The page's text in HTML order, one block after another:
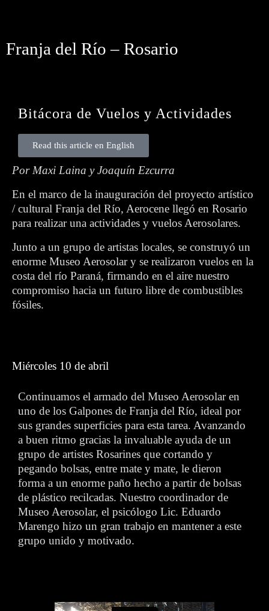
Franja del Río – Rosario
Bitácora de Vuelos y Actividades
Read this article en English
Por Maxi Laina y Joaquín Ezcurra
En el marco de la inauguración del proyecto artístico
/ cultural Franja del Río, Aerocene llegó en Rosario
para realizar una actividades y vuelos Aerosolares.
Junto a un grupo de artistas locales, se construyó un
enorme Museo Aerosolar y se realizaron vuelos en la
costa del río Paraná, firmando en el aire nuestro
compromiso hacia un futuro libre de combustibles
fósiles.
Miércoles 10 de abril
Continuamos el armado del Museo Aerosolar en
uno de los Galpones de Franja del Río, ideal por
sus grandes superficies para esta tarea. Avanzando
a buen ritmo gracias la invaluable ayuda de un
grupo de artistes Rosarines que cortando y
pegando bolsas, entre mate y mate, le dieron
forma a un enorme paño hecho a partir de bolsas
de plástico recilcadas. Nuestro coordinador de
Museo Aerosolar, el psicólogo Lic. Eduardo
Marengo hizo un gran trabajo en mantener a este
grupo unido y motivado.